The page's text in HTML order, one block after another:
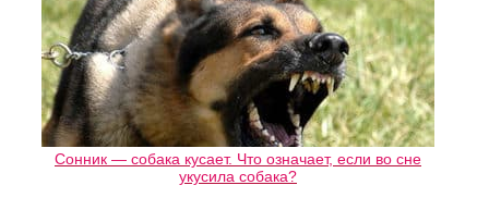
Сонник — собака кусает. Что означает, если во сне
укусила собака?